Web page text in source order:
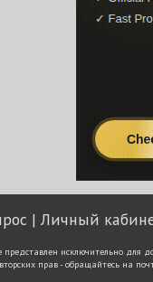
Личный
исключительно для
прав - обращайтесь на